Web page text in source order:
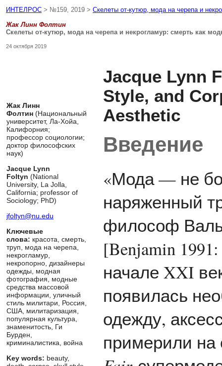
ИНТЕЛРОС > №159, 2019 > Скелеты от-кутюр, мода на черепа и
Жак Линн Фолтин
Скелеты от-кутюр, мода на черепа и некрогламур: смерть как
24 октября 2019
Жак Линн
Фолтин (Национальный
университет, Ла-Хойа,
Калифорния;
профессор социологии;
доктор философских
наук)
Jacque Lynn
Foltyn (National
University, La Jolla,
California; professor of
Sociology; PhD)
jfoltyn@nu.edu
Ключевые
слова: красота, смерть,
труп, мода на черепа,
некрогламур,
некропорно, дизайнеры
одежды, модная
фотография, модные
средства массовой
информации, уличный
стиль милитари, Россия,
США, милитаризация,
популярная культура,
знаменитость, Ги
Бурден,
криминалистика, война
Key words: beauty,
Jacque Lynn
Style, and
Aesthetic
Введение
«Мода — не
наряженный
философ
[Benjamin
начале XXI
появилась
одежду,
примерили